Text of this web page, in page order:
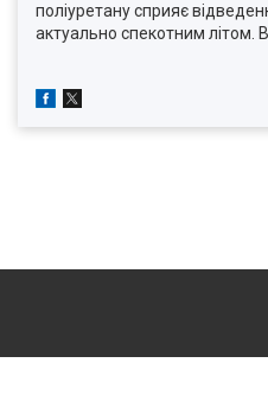
поліуретану сприяє
актуально спекотним літом.